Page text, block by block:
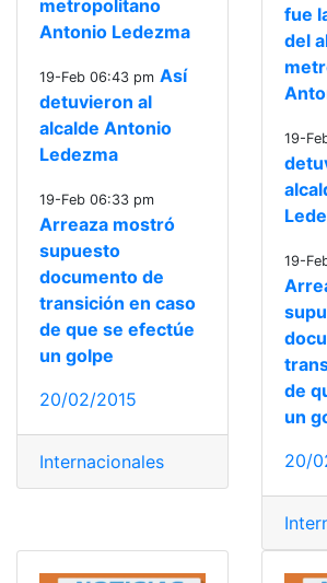
metropolitano
Antonio Ledezma
19-Feb 06:43 pm Así
detuvieron al
alcalde Antonio
Ledezma
19-Feb 06:33 pm
Arreaza mostró
supuesto
documento de
transición en caso
de que se efectúe
un golpe
20/02/2015
Internacionales
fue
del
19-
19-
de
un
20/